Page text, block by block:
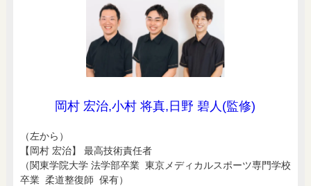
岡村 宏治,小村 将真,日野 碧人(監修)
（左から）
【岡村 宏治】 最高技術責任者
（関東学院大学 法学部卒業 東京メディカルスポーツ専門学校
卒業 柔道整復師 保有）